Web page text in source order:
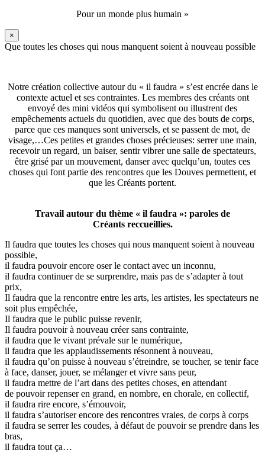
Pour un monde plus humain »
×
Que toutes les choses qui nous manquent soient à nouveau possible
Notre création collective autour du « il faudra » s’est encrée dans le
contexte actuel et ses contraintes. Les membres des créants ont
envoyé des mini vidéos qui symbolisent ou illustrent des
empêchements actuels du quotidien, avec que des bouts de corps,
parce que ces manques sont universels, et se passent de mot, de
visage,…Ces petites et grandes choses précieuses: serrer une main,
recevoir un regard, un baiser, sentir vibrer une salle de spectateurs,
être grisé par un mouvement, danser avec quelqu’un, toutes ces
choses qui font partie des rencontres que les Douves permettent, et
que les Créants portent.
Travail autour du thème « il faudra »: paroles de
Créants reccueillies.
Il faudra que toutes les choses qui nous manquent soient à nouveau
possible,
il faudra pouvoir encore oser le contact avec un inconnu,
il faudra continuer de se surprendre, mais pas de s’adapter à tout
prix,
Il faudra que la rencontre entre les arts, les artistes, les spectateurs ne
soit plus empêchée,
Il faudra que le public puisse revenir,
Il faudra pouvoir à nouveau créer sans contrainte,
il faudra que le vivant prévale sur le numérique,
il faudra que les applaudissements résonnent à nouveau,
il faudra qu’on puisse à nouveau s’étreindre, se toucher, se tenir face
à face, danser, jouer, se mélanger et vivre sans peur,
il faudra mettre de l’art dans des petites choses, en attendant
de pouvoir repenser en grand, en nombre, en chorale, en collectif,
il faudra rire encore, s’émouvoir,
il faudra s’autoriser encore des rencontres vraies, de corps à corps
il faudra se serrer les coudes, à défaut de pouvoir se prendre dans les
bras,
il faudra tout ça…